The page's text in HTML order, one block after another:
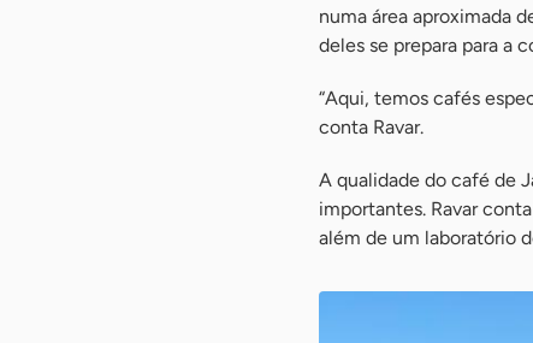
numa área aproximada
deles se prepara para a
“Aqui, temos cafés
conta Ravar.
A qualidade do café de
importantes. Ravar
além de um laboratório